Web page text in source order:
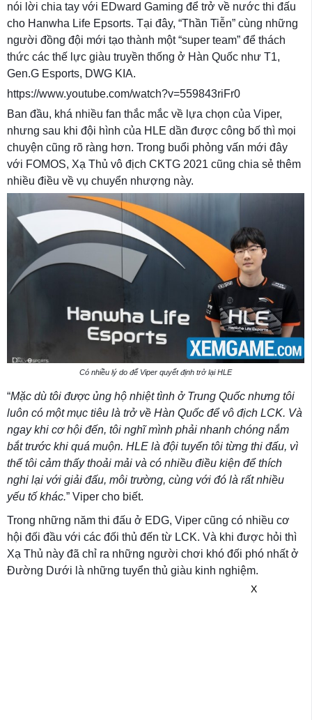
nói lời chia tay với EDward Gaming để trở về nước thi đấu
cho Hanwha Life Epsorts. Tại đây, “Thần Tiễn” cùng những
người đồng đội mới tạo thành một “super team” để thách
thức các thế lực giàu truyền thống ở Hàn Quốc như T1,
Gen.G Esports, DWG KIA.
https://www.youtube.com/watch?v=559843riFr0
Ban đầu, khá nhiều fan thắc mắc về lựa chọn của Viper,
nhưng sau khi đội hình của HLE dần được công bố thì mọi
chuyện cũng rõ ràng hơn. Trong buổi phỏng vấn mới đây
với FOMOS, Xạ Thủ vô địch CKTG 2021 cũng chia sẻ thêm
nhiều điều về vụ chuyển nhượng này.
Có nhiều lý do để Viper quyết định trở lại HLE
“Mặc dù tôi được ủng hộ nhiệt tình ở Trung Quốc nhưng tôi
luôn có một mục tiêu là trở về Hàn Quốc để vô địch LCK. Và
ngay khi cơ hội đến, tôi nghĩ mình phải nhanh chóng nắm
bắt trước khi quá muộn. HLE là đội tuyển tôi từng thi đấu, vì
thế tôi cảm thấy thoải mải và có nhiều điều kiện để thích
nghi lại với giải đấu, môi trường, cùng với đó là rất nhiều
yếu tố khác.” Viper cho biết.
Trong những năm thi đấu ở EDG, Viper cũng có nhiều cơ
hội đối đầu với các đối thủ đến từ LCK. Và khi được hỏi thì
Xạ Thủ này đã chỉ ra những người chơi khó đối phó nhất ở
Đường Dưới là những tuyển thủ giàu kinh nghiệm.
X